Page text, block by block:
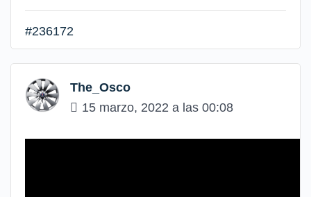
#236172
The_Osco
15 marzo, 2022 a las 00:08